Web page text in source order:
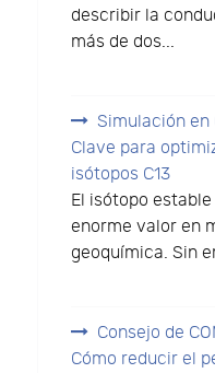
describir la
más de dos...
Simulación en
Clave para
isótopos C13
El isótopo
enorme valor en
geoquímica. Sin
Consejo de
Cómo reducir el